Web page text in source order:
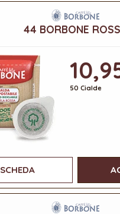
44 BORBONE
50 Cialde
SCHEDA